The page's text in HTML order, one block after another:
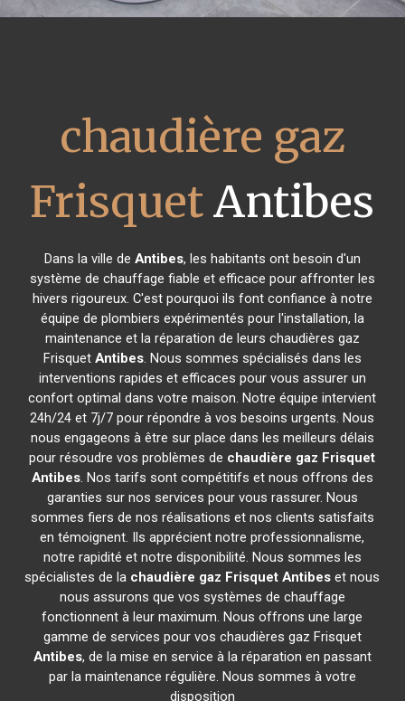
chaudière gaz
FrisquetAntibes
Dans la ville de Antibes, les habitants ont besoin d'un
système de chauffage fiable et efficace pour affronter les
hivers rigoureux. C'est pourquoi ils font confiance à notre
équipe de plombiers expérimentés pour l'installation, la
maintenance et la réparation de leurs chaudières gaz
Frisquet Antibes. Nous sommes spécialisés dans les
interventions rapides et efficaces pour vous assurer un
confort optimal dans votre maison. Notre équipe intervient
24h/24 et 7j/7 pour répondre à vos besoins urgents. Nous
nous engageons à être sur place dans les meilleurs délais
pour résoudre vos problèmes de chaudière gaz Frisquet
Antibes. Nos tarifs sont compétitifs et nous offrons des
garanties sur nos services pour vous rassurer. Nous
sommes fiers de nos réalisations et nos clients satisfaits
en témoignent. Ils apprécient notre professionnalisme,
notre rapidité et notre disponibilité. Nous sommes les
spécialistes de la chaudière gaz Frisquet Antibes et nous
nous assurons que vos systèmes de chauffage
fonctionnent à leur maximum. Nous offrons une large
gamme de services pour vos chaudières gaz Frisquet
Antibes, de la mise en service à la réparation en passant
par la maintenance régulière. Nous sommes à votre
disposition